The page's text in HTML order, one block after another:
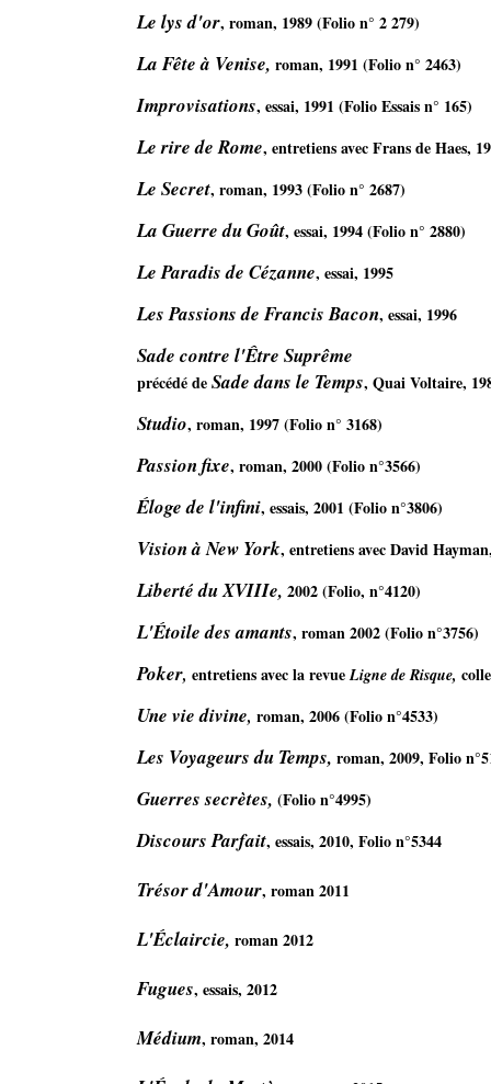
Le lys d'or, roman, 1989 (Folio n° 2 279)
La Fête à Venise, roman, 1991 (Folio n° 2463)
Improvisations, essai, 1991 (Folio Essais n° 165)
Le rire de Rome, entretiens avec Frans de Haes,
Le Secret, roman, 1993 (Folio n° 2687)
La Guerre du Goût, essai, 1994 (Folio n° 2880)
Le Paradis de Cézanne, essai, 1995
Les Passions de Francis Bacon, essai, 1996
Sade contre l'Être Suprême
précédé de Sade dans le Temps, Quai Voltaire,
Studio, roman, 1997 (Folio n° 3168)
Passion fixe, roman, 2000 (Folio n°3566)
Éloge de l'infini, essais, 2001 (Folio n°3806)
Vision à New York, entretiens avec David
Liberté du XVIIIe, 2002 (Folio, n°4120)
L'Étoile des amants, roman 2002 (Folio n°3756)
Poker, entretiens avec la revue Ligne de Risque,
Une vie divine, roman, 2006 (Folio n°4533)
Les Voyageurs du Temps, roman, 2009, Folio
Guerres secrètes, (Folio n°4995)
Discours Parfait, essais, 2010, Folio n°5344
Trésor d'Amour, roman 2011
L'Éclaircie, roman 2012
Fugues, essais, 2012
Médium, roman, 2014